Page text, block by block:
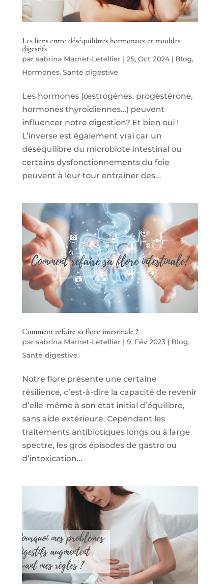
Les liens entre déséquilibres hormonaux et troubles
digestifs
par sabrina Marnet-Letellier| 25, Oct 2024| Blog,
Hormones, Santé digestive
Les hormones (œstrogènes, progestérone,
hormones thyroïdiennes…) peuvent
influencer notre digestion? Et bien oui !
L’inverse est également vrai car un
déséquilibre du microbiote intestinal ou
certains dysfonctionnements du foie
peuvent à leur tour entrainer des...
Comment refaire sa flore intestinale ?
par sabrina Marnet-Letellier| 9, Fév 2023| Blog,
Santé digestive
Notre flore présente une certaine
résilience, c’est-à-dire la capacité de revenir
d’elle-même à son état initial d’équilibre,
sans aide extérieure. Cependant les
traitements antibiotiques longs ou à large
spectre, les gros épisodes de gastro ou
d’intoxication...